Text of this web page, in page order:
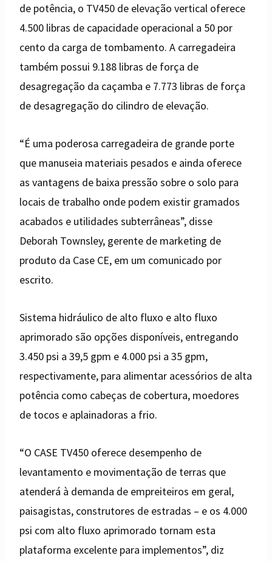
de potência, o TV450 de elevação vertical oferece
4.500 libras de capacidade operacional a 50 por
cento da carga de tombamento. A carregadeira
também possui 9.188 libras de força de
desagregação da caçamba e 7.773 libras de força
de desagregação do cilindro de elevação.
“É uma poderosa carregadeira de grande porte
que manuseia materiais pesados ​​e ainda oferece
as vantagens de baixa pressão sobre o solo para
locais de trabalho onde podem existir gramados
acabados e utilidades subterrâneas”, disse
Deborah Townsley, gerente de marketing de
produto da Case CE, em um comunicado por
escrito.
Sistema hidráulico de alto fluxo e alto fluxo
aprimorado são opções disponíveis, entregando
3.450 psi a 39,5 gpm e 4.000 psi a 35 gpm,
respectivamente, para alimentar acessórios de alta
potência como cabeças de cobertura, moedores
de tocos e aplainadoras a frio.
“O CASE TV450 oferece desempenho de
levantamento e movimentação de terras que
atenderá à demanda de empreiteiros em geral,
paisagistas, construtores de estradas – e os 4.000
psi com alto fluxo aprimorado tornam esta
plataforma excelente para implementos”, diz